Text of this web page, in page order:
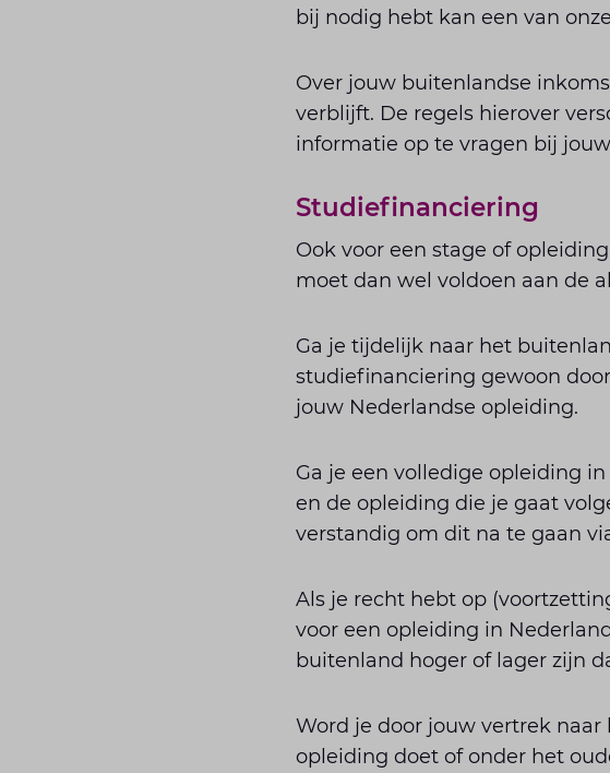
bij nodig hebt kan een van
Over jouw buitenlandse
verblijft. De regels hierover
informatie op te vragen bij
Studiefinanciering
Ook voor een stage of
moet dan wel voldoen aan de
Ga je tijdelijk naar het
studiefinanciering gewoon
jouw Nederlandse opleiding.
Ga je een volledige opleiding
en de opleiding die je gaat
verstandig om dit na te gaan
Als je recht hebt op
voor een opleiding in
buitenland hoger of lager zijn
Word je door jouw vertrek
opleiding doet of onder het